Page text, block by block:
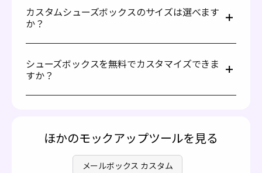
ることで、多くのメリットが得られます。まず、豊富な種
類のシューズボックスをご用意しているため、ニーズに最
適なタイプが必ず見つかります。次に、サイズ、形状、素
耐久性と環境配慮を兼ね備えた豊富な素材ラインアップに
より、見た目の美しさだけでなく、高い保護性能も実現し
ます。デザインが完成したら、JPG/PNG 画像、MP4 動
カスタムシューズボックスのサイズは選べます
か？
タムシューズボックスのサイズをお選びいただけます。こ
れにより、保護性能が高まり、見栄えが良くなり、保管や
配送中の破損を防ぐことができます。サイズがぴったりの
シューズボックスを無料でカスタマイズできま
すか？
です。詳しくは、
料金ページ をご覧ください。
ほかのモックアップツールを見る
メールボックス カスタム